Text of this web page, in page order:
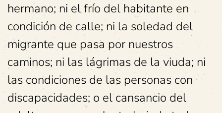
hermano; ni el frío del habitante en
condición de calle; ni la soledad del
migrante que pasa por nuestros
caminos; ni las lágrimas de la viuda; ni
las condiciones de las personas con
discapacidades; o el cansancio del